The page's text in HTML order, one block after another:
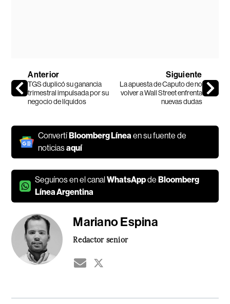
Anterior
TGS duplicó su ganancia
trimestral impulsada por su
negocio de líquidos
Siguiente
La apuesta de Caputo de no
volver a Wall Street enfrenta
nuevas dudas
ConvertíBloomberg Líneaen su fuente de
noticiasaquí
Seguínos en el canalWhatsAppdeBloomberg
Línea Argentina
Mariano Espina
Redactor senior